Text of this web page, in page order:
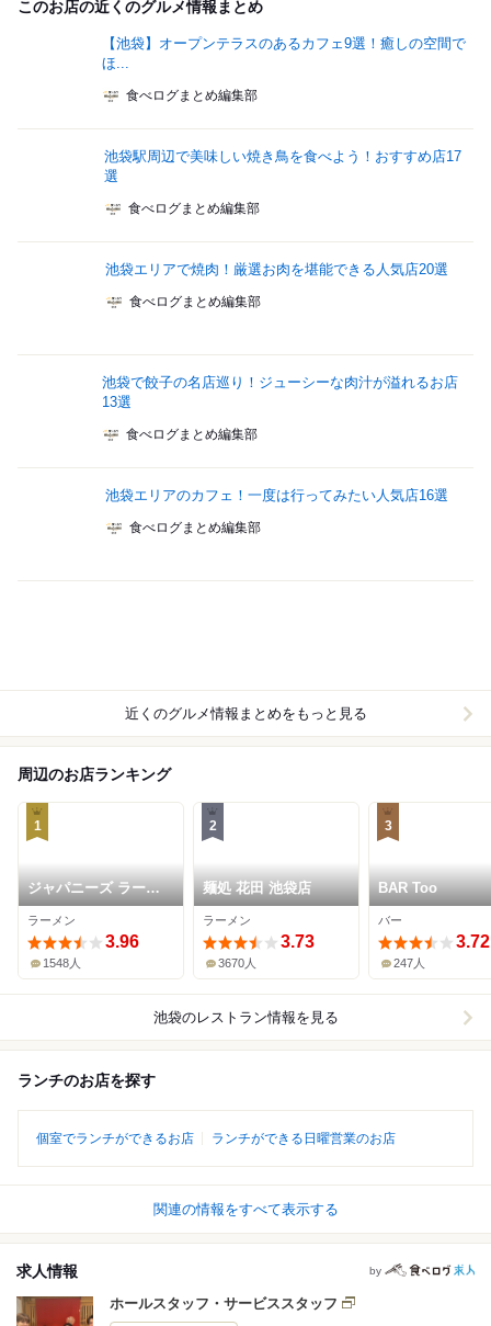
このお店の近くのグルメ情報まとめ
【池袋】オープンテラスのあるカフェ9選！癒しの空間で
ほ...
食べログまとめ編集部
池袋駅周辺で美味しい焼き鳥を食べよう！おすすめ店17
選
食べログまとめ編集部
池袋エリアで焼肉！厳選お肉を堪能できる人気店20選
食べログまとめ編集部
池袋で餃子の名店巡り！ジューシーな肉汁が溢れるお店
13選
食べログまとめ編集部
池袋エリアのカフェ！一度は行ってみたい人気店16選
食べログまとめ編集部
近くのグルメ情報まとめをもっと見る
周辺のお店ランキング
1
ジャパニーズ ラーメ
ン 五感
ラーメン
3.96
1548人
2
麺処 花田 池袋店
ラーメン
3.73
3670人
3
BAR Too
バー
3.72
247人
池袋のレストラン情報を見る
ランチのお店を探す
個室でランチができるお店 ランチができる日曜営業のお店
関連の情報をすべて表示する
求人情報 by
ホールスタッフ・サービススタッフ